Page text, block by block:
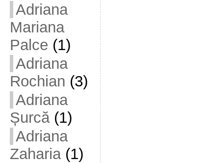
Adriana
Mariana
Palce (1)
Adriana
Rochian (3)
Adriana
Șurcă(1)
Adriana
Zaharia(1)